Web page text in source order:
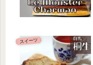
スイーツ